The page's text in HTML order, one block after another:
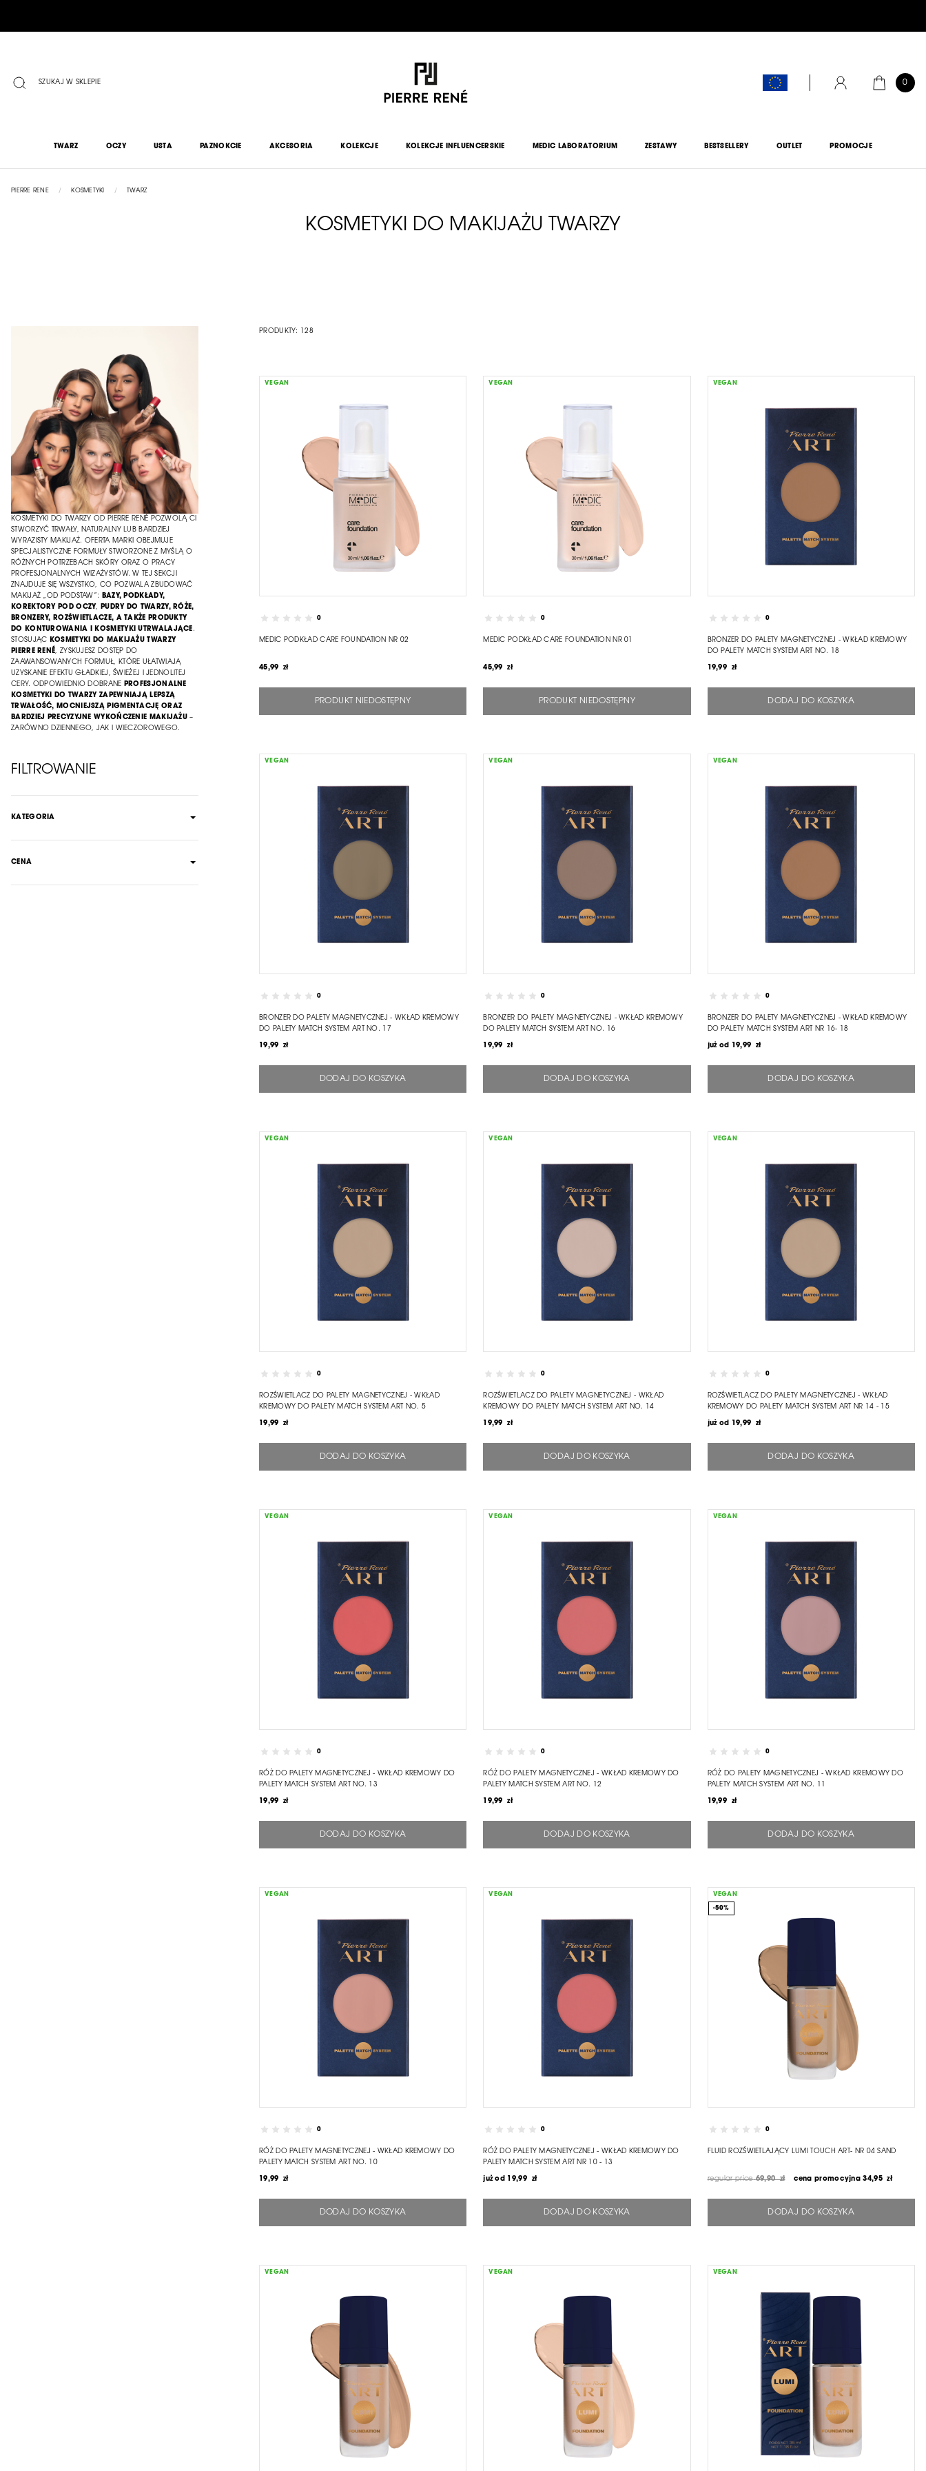
TREŚCI
SZUKAJ W SKLEPIE
KOSZYK
0
TWARZ OCZY USTA PAZNOKCIE AKCESORIA KOLEKCJE KOLEKCJE INFLUENCERSKIE MEDIC LABORATORIUM ZESTAWY BESTSELLERY OUTLET PROMOCJE
PIERRE RENE KOSMETYKI TWARZ
KOSMETYKI DO MAKIJAŻU TWARZY
PRODUKTY: 128
VEGAN
0
MEDIC PODKŁAD CARE FOUNDATION NR 02
45,99 zł
PRODUKT NIEDOSTĘPNY
VEGAN
0
MEDIC PODKŁAD CARE FOUNDATION NR 01
45,99 zł
PRODUKT NIEDOSTĘPNY
VEGAN
0
BRONZER DO PALETY MAGNETYCZNEJ - WKŁAD KREMOWY
DO PALETY MATCH SYSTEM ART NO. 18
19,99 zł
DODAJ DO KOSZYKA
VEGAN
0
BRONZER DO PALETY MAGNETYCZNEJ - WKŁAD KREMOWY
DO PALETY MATCH SYSTEM ART NO. 17
19,99 zł
DODAJ DO KOSZYKA
VEGAN
0
BRONZER DO PALETY MAGNETYCZNEJ - WKŁAD KREMOWY
DO PALETY MATCH SYSTEM ART NO. 16
19,99 zł
DODAJ DO KOSZYKA
VEGAN
0
BRONZER DO PALETY MAGNETYCZNEJ - WKŁAD KREMOWY
DO PALETY MATCH SYSTEM ART NR 16- 18
już od 19,99 zł
DODAJ DO KOSZYKA
VEGAN
0
ROZŚWIETLACZ DO PALETY MAGNETYCZNEJ - WKŁAD
KREMOWY DO PALETY MATCH SYSTEM ART NO. 5
19,99 zł
DODAJ DO KOSZYKA
VEGAN
0
ROZŚWIETLACZ DO PALETY MAGNETYCZNEJ - WKŁAD
KREMOWY DO PALETY MATCH SYSTEM ART NO. 14
19,99 zł
DODAJ DO KOSZYKA
VEGAN
0
ROZŚWIETLACZ DO PALETY MAGNETYCZNEJ - WKŁAD
KREMOWY DO PALETY MATCH SYSTEM ART NR 14 - 15
już od 19,99 zł
DODAJ DO KOSZYKA
VEGAN
0
RÓŻ DO PALETY MAGNETYCZNEJ - WKŁAD KREMOWY DO
PALETY MATCH SYSTEM ART NO. 13
19,99 zł
DODAJ DO KOSZYKA
VEGAN
0
RÓŻ DO PALETY MAGNETYCZNEJ - WKŁAD KREMOWY DO
PALETY MATCH SYSTEM ART NO. 12
19,99 zł
DODAJ DO KOSZYKA
VEGAN
0
RÓŻ DO PALETY MAGNETYCZNEJ - WKŁAD KREMOWY DO
PALETY MATCH SYSTEM ART NO. 11
19,99 zł
DODAJ DO KOSZYKA
VEGAN
0
RÓŻ DO PALETY MAGNETYCZNEJ - WKŁAD KREMOWY DO
PALETY MATCH SYSTEM ART NO. 10
19,99 zł
DODAJ DO KOSZYKA
VEGAN
0
RÓŻ DO PALETY MAGNETYCZNEJ - WKŁAD KREMOWY DO
PALETY MATCH SYSTEM ART NR 10 - 13
już od 19,99 zł
DODAJ DO KOSZYKA
VEGAN
-50%
0
FLUID ROZŚWIETLAJĄCY LUMI TOUCH ART- NR 04 SAND
cena promocyjna 34,95 zł
regular price 69,90 zł
DODAJ DO KOSZYKA
VEGAN VEGAN VEGAN
KOSMETYKI DO TWARZY OD PIERRE RENÉ POZWOLĄ CI
STWORZYĆ TRWAŁY, NATURALNY LUB BARDZIEJ
WYRAZISTY MAKIJAŻ. OFERTA MARKI OBEJMUJE
SPECJALISTYCZNE FORMUŁY STWORZONE Z MYŚLĄ O
RÓŻNYCH POTRZEBACH SKÓRY ORAZ O PRACY
PROFESJONALNYCH WIZAŻYSTÓW. W TEJ SEKCJI
ZNAJDUJE SIĘ WSZYSTKO, CO POZWALA ZBUDOWAĆ
MAKIJAŻ „OD PODSTAW”:
BAZY, PODKŁADY,
KOREKTORY POD OCZY, PUDRY DO TWARZY, RÓŻE,
BRONZERY, ROZŚWIETLACZE, A TAKŻE PRODUKTY
DO KONTUROWANIA I KOSMETYKI UTRWALAJĄCE .
STOSUJĄC KOSMETYKI DO MAKIJAŻU TWARZY
PIERRE RENÉ, ZYSKUJESZ DOSTĘP DO
ZAAWANSOWANYCH FORMUŁ, KTÓRE UŁATWIAJĄ
UZYSKANIE EFEKTU GŁADKIEJ, ŚWIEŻEJ I JEDNOLITEJ
CERY. ODPOWIEDNIO DOBRANE PROFESJONALNE
KOSMETYKI DO TWARZY ZAPEWNIAJĄ LEPSZĄ
TRWAŁOŚĆ, MOCNIEJSZĄ PIGMENTACJĘ ORAZ
BARDZIEJ PRECYZYJNE WYKOŃCZENIE MAKIJAŻU –
ZARÓWNO DZIENNEGO, JAK I WIECZOROWEGO.
FILTROWANIE
KATEGORIA
CENA